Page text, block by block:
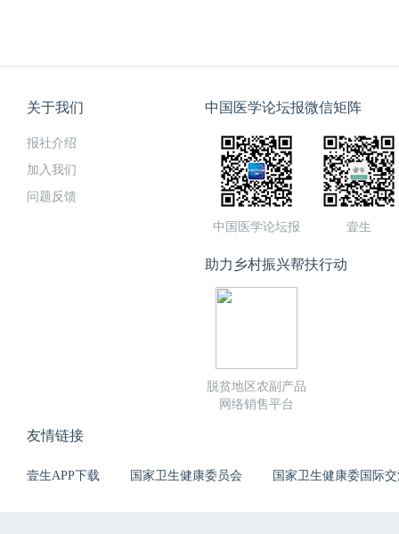
关于我们
报社介绍
加入我们
问题反馈
中国医学论坛报微信矩阵
中国医学论坛报 壹生
助力乡村振兴帮扶行动
脱贫地区农副产品
网络销售平台
友情链接
壹生APP下载 国家卫生健康委员会 国家卫生健康委国际